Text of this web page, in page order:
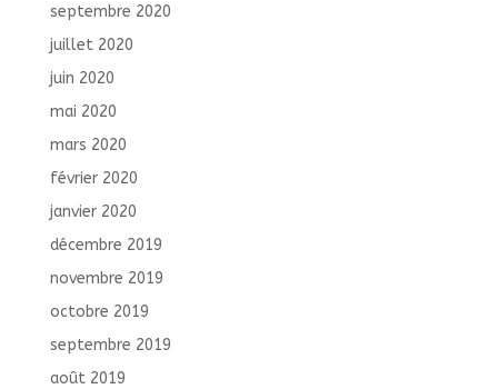
septembre 2020
juillet 2020
juin 2020
mai 2020
mars 2020
février 2020
janvier 2020
décembre 2019
novembre 2019
octobre 2019
septembre 2019
août 2019